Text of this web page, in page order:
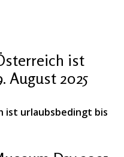
ist
August 2025
ist urlaubsbedingt bis